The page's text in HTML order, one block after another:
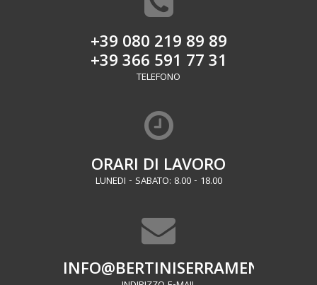
+39 080 219 89 89
+39 366 591 77 31
TELEFONO
ORARI DI LAVORO
LUNEDI - SABATO: 8.00 - 18.00
INFO@BERTINISERRAMENTI.IT